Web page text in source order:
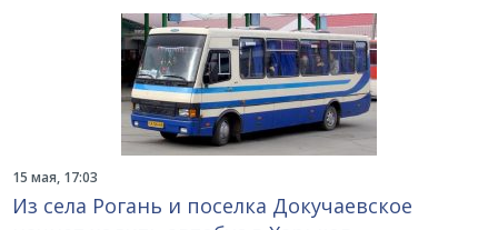
15 мая, 17:03
Из села Рогань и поселка Докучаевское